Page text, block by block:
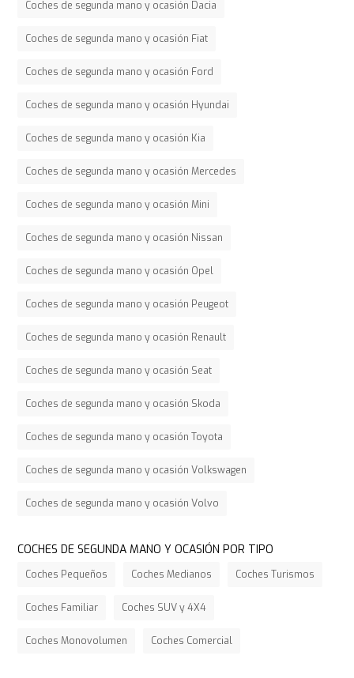
Coches de segunda mano y ocasión Dacia
Coches de segunda mano y ocasión Fiat
Coches de segunda mano y ocasión Ford
Coches de segunda mano y ocasión Hyundai
Coches de segunda mano y ocasión Kia
Coches de segunda mano y ocasión Mercedes
Coches de segunda mano y ocasión Mini
Coches de segunda mano y ocasión Nissan
Coches de segunda mano y ocasión Opel
Coches de segunda mano y ocasión Peugeot
Coches de segunda mano y ocasión Renault
Coches de segunda mano y ocasión Seat
Coches de segunda mano y ocasión Skoda
Coches de segunda mano y ocasión Toyota
Coches de segunda mano y ocasión Volkswagen
Coches de segunda mano y ocasión Volvo
COCHES DE SEGUNDA MANO Y OCASIÓN POR TIPO
Coches Pequeños Coches Medianos Coches Turismos
Coches Familiar Coches SUV y 4X4
Coches Monovolumen Coches Comercial